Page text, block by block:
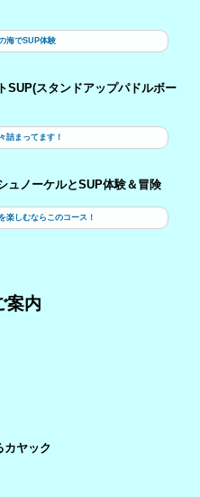
海でSUP体験
SUP(スタンドアップパドルボー
詰まってます！
ュノーケルとSUP体験＆冒険
楽しむならこのコース！
案内
カヤック